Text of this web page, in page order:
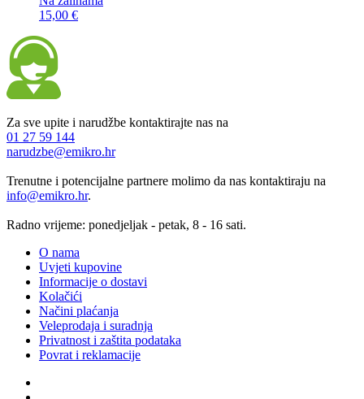
15,00 €
Za sve upite i narudžbe kontaktirajte nas na
01 27 59 144
narudzbe@emikro.hr
Trenutne i potencijalne partnere molimo da nas kontaktiraju na
info@emikro.hr.
Radno vrijeme: ponedjeljak - petak, 8 - 16 sati.
O nama
Uvjeti kupovine
Informacije o dostavi
Kolačići
Načini plaćanja
Veleprodaja i suradnja
Privatnost i zaštita podataka
Povrat i reklamacije